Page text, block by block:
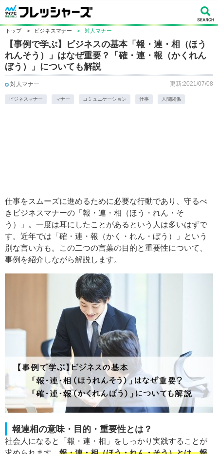
トップ > ビジネスマナー > 対人マナー
【事例で学ぶ】ビジネスの基本「報・連・相（ほう
れんそう）」はなぜ重要？「確・連・報（かくれん
ぼう）」についても解説
対人マナー 更新:2021/07/08
ビジネスマナー マナー コミュニケーション 仕事 人間関係
仕事をスムーズに進めるために必要な行動であり、守るべ
きビジネスマナーの「報・連・相（ほう・れん・そ
う）」。一度は耳にしたことがあるという人は多いはずで
す。近年では「確・連・報（かく・れん・ぼう）」という
別な言い方も。この二つの言葉の目的と重要性について、
事例を紹介しながら解説します。
報連相の意味・目的・重要性とは？
社会人になると「報・連・相」をしっかり実践することが